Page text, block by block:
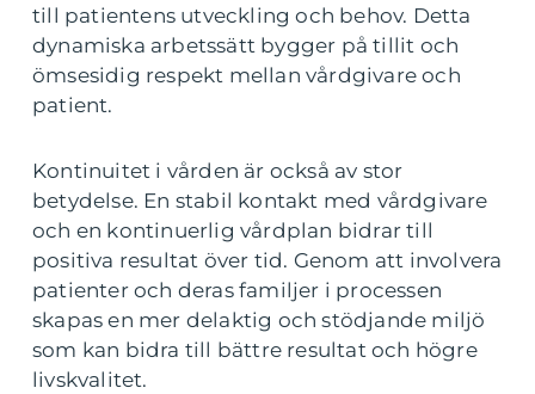
till patientens utveckling och behov. Detta
dynamiska arbetssätt bygger på tillit och
ömsesidig respekt mellan vårdgivare och
patient.
Kontinuitet i vården är också av stor
betydelse. En stabil kontakt med vårdgivare
och en kontinuerlig vårdplan bidrar till
positiva resultat över tid. Genom att involvera
patienter och deras familjer i processen
skapas en mer delaktig och stödjande miljö
som kan bidra till bättre resultat och högre
livskvalitet.